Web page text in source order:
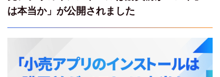
は本当か」が公開されました